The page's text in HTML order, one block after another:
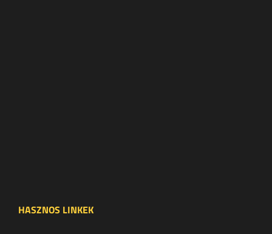
HASZNOS LINKEK